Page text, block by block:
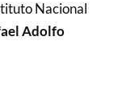
Nacional
Adolfo